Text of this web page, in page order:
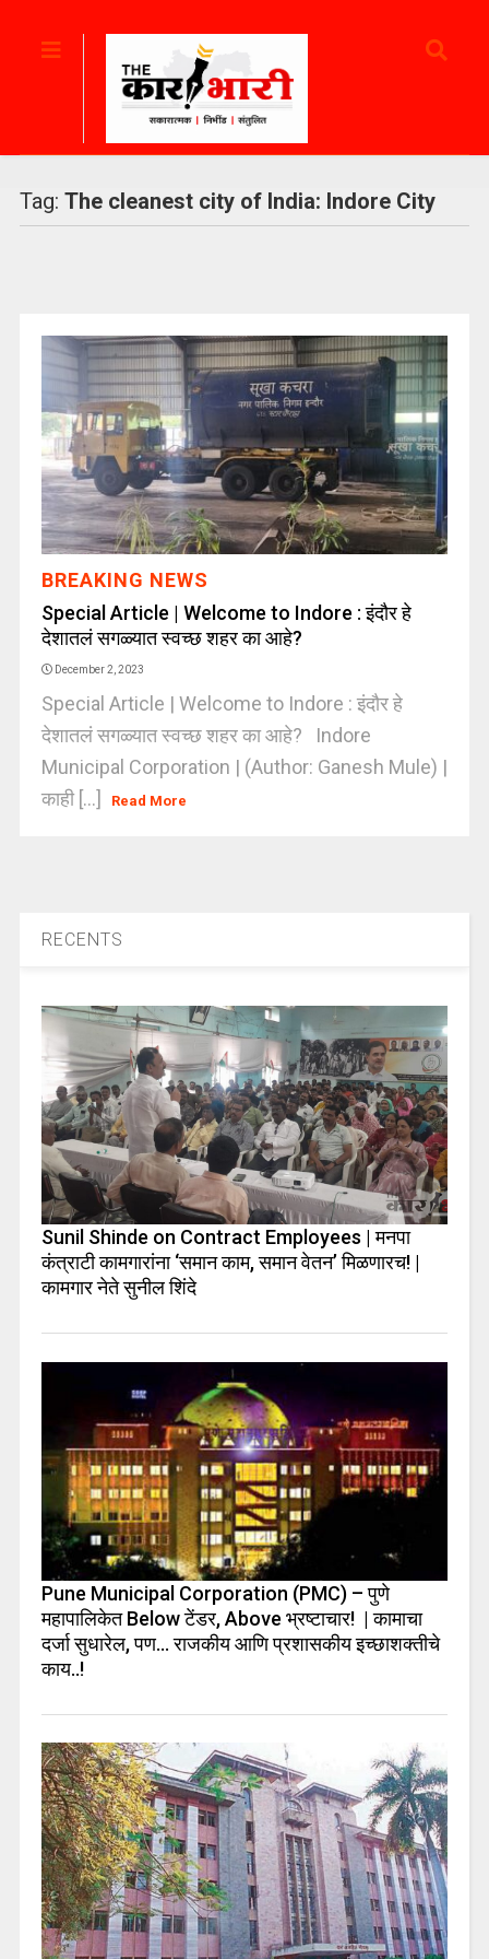
Tag: The cleanest city of India: Indore City
BREAKING NEWS
Special Article | Welcome to Indore : इंदौर हे
देशातलं सगळ्यात स्वच्छ शहर का आहे?
December 2, 2023
Special Article | Welcome to Indore : इंदौर हे
देशातलं सगळ्यात स्वच्छ शहर का आहे? Indore
Municipal Corporation | (Author: Ganesh Mule) |
काही [...]
Read More
RECENTS
Sunil Shinde on Contract Employees | मनपा
कंत्राटी कामगारांना ‘समान काम, समान वेतन’ मिळणारच! |
कामगार नेते सुनील शिंदे
Pune Municipal Corporation (PMC) – पुणे
महापालिकेत Below टेंडर, Above भ्रष्टाचार! | कामाचा
दर्जा सुधारेल, पण… राजकीय आणि प्रशासकीय इच्छाशक्तीचे
काय..!